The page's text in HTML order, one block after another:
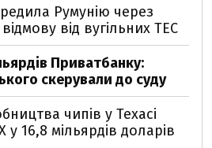
Румунію через
від вугільних ТЕС
Приватбанку:
скерували до суду
чипів у Техасі
у 16,8 мільярдів доларів